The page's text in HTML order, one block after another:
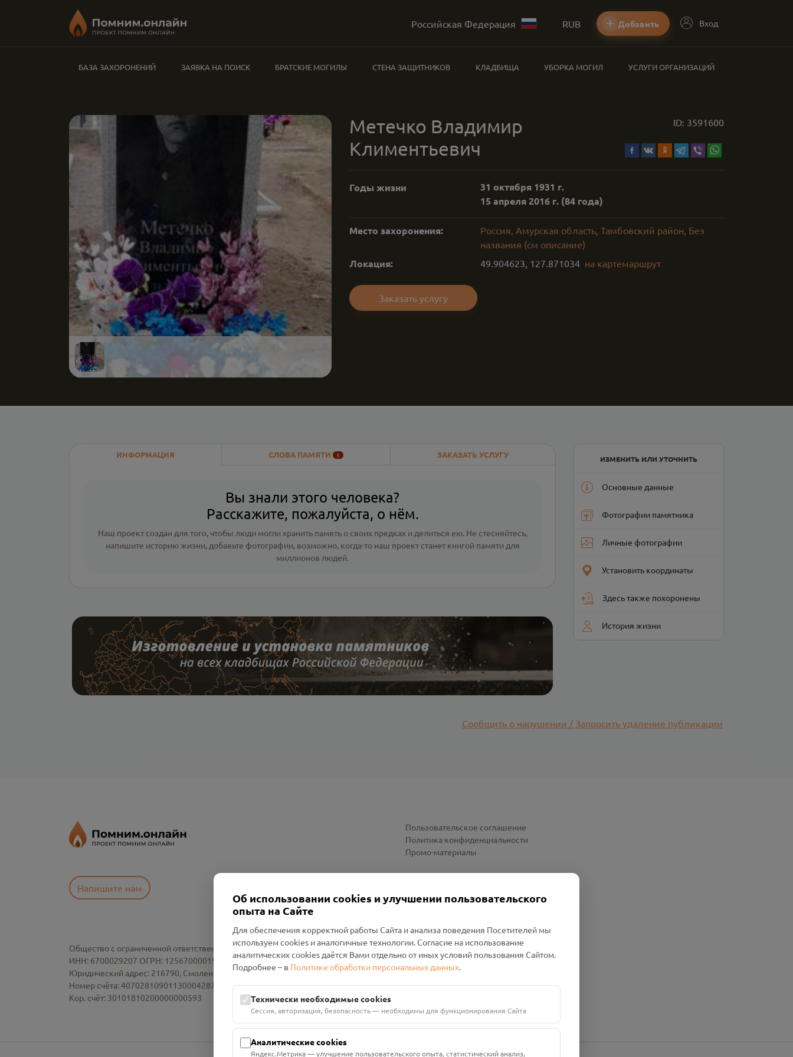
Российская Федерация RUB Добавить Вход
БАЗА ЗАХОРОНЕНИЙ ЗАЯВКА НА ПОИСК БРАТСКИЕ МОГИЛЫ СТЕНА ЗАЩИТНИКОВ КЛАДБИЩА УБОРКА МОГИЛ УСЛУГИ ОРГАНИЗАЦИЙ
Метечко Владимир
Климентьевич
ID: 3591600
Годы жизни
31 октября 1931 г.
15 апреля 2016 г. (84 года)
Место захоронения:
Россия, Амурская область, Тамбовский район, Без
названия (см описание)
Локация: 49.904623, 127.871034 на картемаршрут
Заказать услугу
ИНФОРМАЦИЯ СЛОВА ПАМЯТИ 1 ЗАКАЗАТЬ УСЛУГУ
Вы знали этого человека?
Расскажите, пожалуйста, о нём.
Наш проект создан для того, чтобы люди могли хранить память о своих предках и делиться ею. Не стесняйтесь,
напишите историю жизни, добавьте фотографии, возможно, когда-то наш проект станет книгой памяти для
миллионов людей.
ИЗМЕНИТЬ ИЛИ УТОЧНИТЬ
Основные данные
Фотографии памятника
Личные фотографии
Установить координаты
Здесь также похоронены
История жизни
Сообщить о нарушении / Запросить удаление публикации
Напишите нам
Пользовательское соглашение
Политика конфиденциальности
Промо-материалы
Общество с ограниченной ответственностью «Смоленский Проект Помним»
ИНН: 6700029207 ОГРН: 1256700001986
Юридический адрес: 216790, Смоленская область, р-н Руднянский, г. Рудня, улица Западная, д. 26А, пом. 18
Номер счёта: 40702810901130004287 в АО "АЛЬФА-БАНК"
Кор. счёт: 30101810200000000593
Об использовании cookies и улучшении пользовательского
опыта на Сайте
Для обеспечения корректной работы Сайта и анализа поведения Посетителей мы
используем cookies и аналогичные технологии. Согласие на использование
аналитических cookies даётся Вами отдельно от иных условий пользования Сайтом.
Подробнее – в Политике обработки персональных данных.
Технически необходимые cookies
Сессия, авторизация, безопасность — необходимы для функционирования Сайта
Аналитические cookies
Яндекс.Метрика — улучшение пользовательского опыта, статистический анализ,